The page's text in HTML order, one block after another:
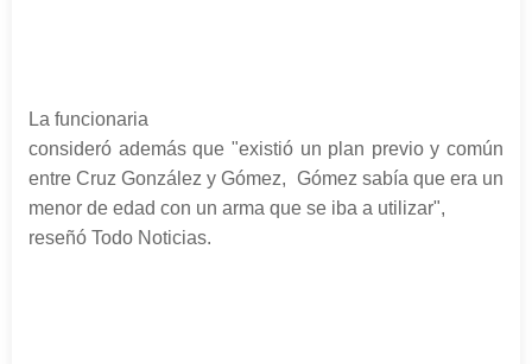
La funcionaria
consideró además que "existió un plan previo y común
entre CruzGonzález y Gómez, Gómez sabía que era un
menor de edad con un arma que se iba a utilizar",
reseñó Todo Noticias.